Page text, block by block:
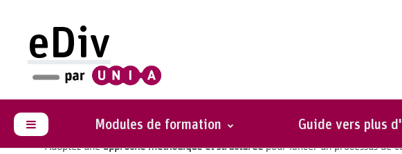
eDiv
Panneau latéral Modules de formation Guide vers plus
Comment mettre en place un
l'ensemble
de votre organisation.
Adoptez uneapproche méthodique et structuréepour lancer un processus de